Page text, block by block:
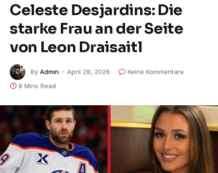
Celeste Desjardins: Die
starke Frau an der Seite
von Leon Draisaitl
By Admin April 28, 2026
Keine Kommentare
8 Mins Read